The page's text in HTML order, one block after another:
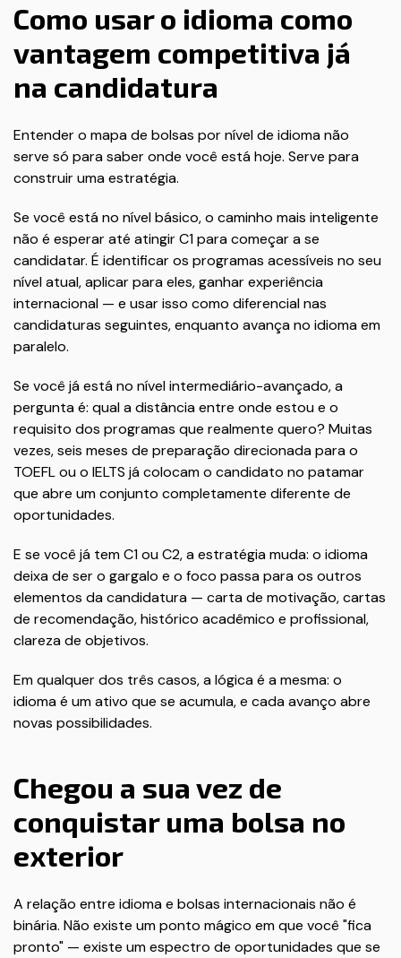
Como usar o idioma como
vantagem competitiva já
na candidatura
Entender o mapa de bolsas por nível de idioma não
serve só para saber onde você está hoje. Serve para
construir uma estratégia.
Se você está no nível básico, o caminho mais inteligente
não é esperar até atingir C1 para começar a se
candidatar. É identificar os programas acessíveis no seu
nível atual, aplicar para eles, ganhar experiência
internacional — e usar isso como diferencial nas
candidaturas seguintes, enquanto avança no idioma em
paralelo.
Se você já está no nível intermediário-avançado, a
pergunta é: qual a distância entre onde estou e o
requisito dos programas que realmente quero? Muitas
vezes, seis meses de preparação direcionada para o
TOEFL ou o IELTS já colocam o candidato no patamar
que abre um conjunto completamente diferente de
oportunidades.
E se você já tem C1 ou C2, a estratégia muda: o idioma
deixa de ser o gargalo e o foco passa para os outros
elementos da candidatura — carta de motivação, cartas
de recomendação, histórico acadêmico e profissional,
clareza de objetivos.
Em qualquer dos três casos, a lógica é a mesma: o
idioma é um ativo que se acumula, e cada avanço abre
novas possibilidades.
Chegou a sua vez de
conquistar uma bolsa no
exterior
A relação entre idioma e bolsas internacionais não é
binária. Não existe um ponto mágico em que você "fica
pronto" — existe um espectro de oportunidades que se